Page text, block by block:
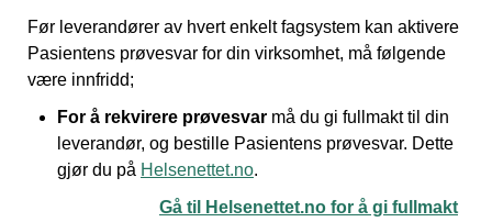
Før leverandører av hvert enkelt fagsystem kan aktivere
Pasientens prøvesvar for din virksomhet, må følgende
være innfridd;
For å rekvirere prøvesvar må du gi fullmakt til din
leverandør, og bestille Pasientens prøvesvar. Dette
gjør du på Helsenettet.no.
Gå til Helsenettet.no for å gi fullmakt